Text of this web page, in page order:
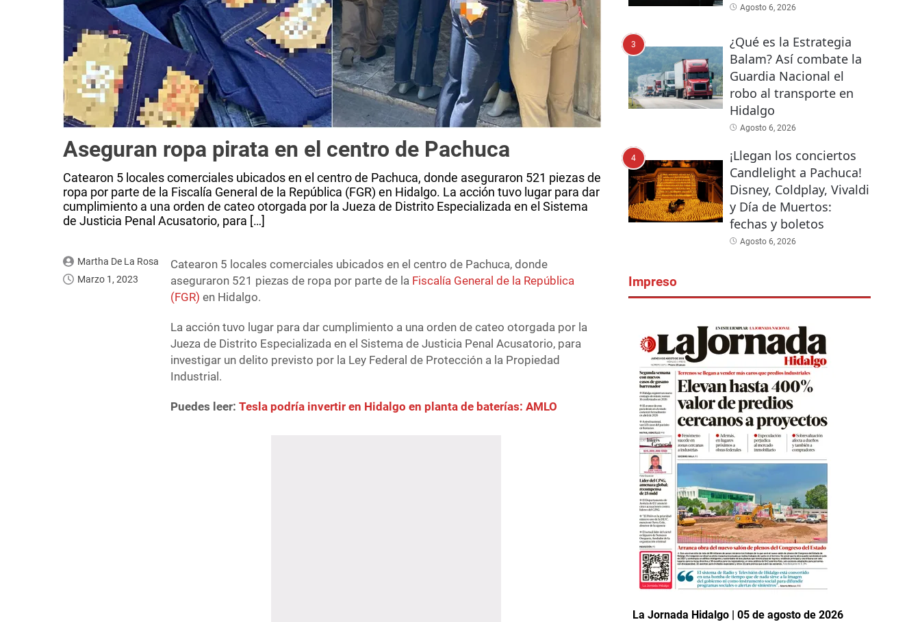
Aseguran ropa pirata en el centro de Pachuca
Catearon 5 locales comerciales ubicados en el centro de Pachuca, donde aseguraron 521 piezas de
ropa por parte de la Fiscalía General de la República (FGR) en Hidalgo. La acción tuvo lugar para dar
cumplimiento a una orden de cateo otorgada por la Jueza de Distrito Especializada en el Sistema
de Justicia Penal Acusatorio, para […]
Martha De La Rosa
Marzo 1, 2023
Catearon 5 locales comerciales ubicados en el centro de Pachuca, donde
aseguraron 521 piezas de ropa por parte de la Fiscalía General de la República
(FGR) en Hidalgo.
La acción tuvo lugar para dar cumplimiento a una orden de cateo otorgada por la
Jueza de Distrito Especializada en el Sistema de Justicia Penal Acusatorio, para
investigar un delito previsto por la Ley Federal de Protección a la Propiedad
Industrial.
Puedes leer:Tesla podría invertir en Hidalgo en planta de baterías: AMLO
Agosto 6, 2026
3
¿Qué es la Estrategia
Balam? Así combate la
Guardia Nacional el
robo al transporte en
Hidalgo
Agosto 6, 2026
4
¡Llegan los conciertos
Candlelight a Pachuca!
Disney, Coldplay, Vivaldi
y Día de Muertos:
fechas y boletos
Agosto 6, 2026
Impreso
La Jornada Hidalgo | 05 de agosto de 2026